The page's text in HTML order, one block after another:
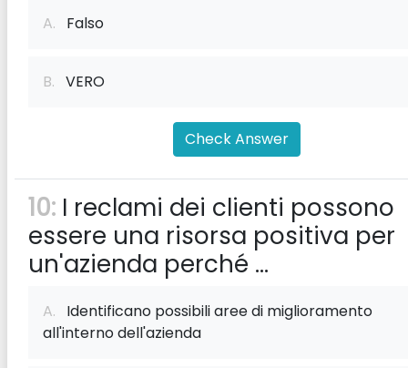
A. Falso
B. VERO
Check Answer
10: I reclami dei clienti possono
essere una risorsa positiva per
un'azienda perché ...
A. Identificano possibili aree di miglioramento
all'interno dell'azienda